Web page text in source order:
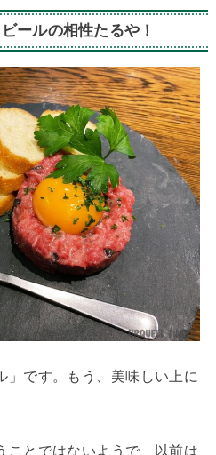
ールの相性たるや！
」です。もう、美味しい上に
ことではないようで、以前は